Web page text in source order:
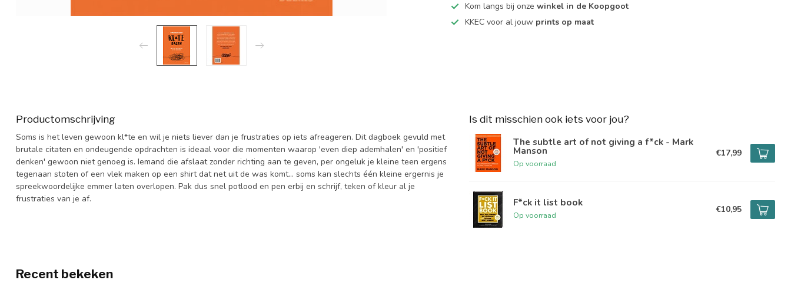
Kom langs bij onzewinkel in de Koopgoot
KKEC voor al jouw prints op maat
Productomschrijving
Soms is het leven gewoon kl*te en wil je niets liever dan je frustraties op iets afreageren. Dit dagboek gevuld met
brutale citaten en ondeugende opdrachten is ideaal voor die momenten waarop 'even diep ademhalen' en 'positief
denken' gewoon niet genoeg is. Iemand die afslaat zonder richting aan te geven, per ongeluk je kleine teen ergens
tegenaan stoten of een vlek maken op een shirt dat net uit de was komt... soms kan slechts één kleine ergernis je
spreekwoordelijke emmer laten overlopen. Pak dus snel potlood en pen erbij en schrijf, teken of kleur al je
frustraties van je af.
Is dit misschien ook iets voor jou?
The subtle art of not giving a f*ck - Mark
Manson
Op voorraad
€17,99
F*ck it list book
Op voorraad
€10,95
Recent bekeken